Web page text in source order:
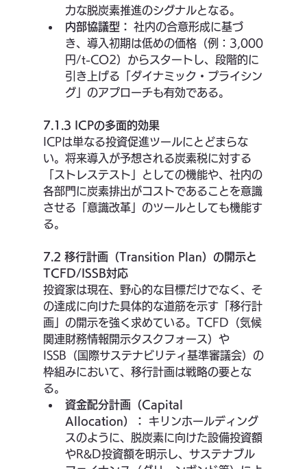
力な脱炭素推進のシグナルとなる。
内部協議型：
社内の合意形成に基づ
き、導入初期は低めの価格（例：3,000
円/t-CO2）からスタートし、段階的に
引き上げる「ダイナミック・プライシン
グ」のアプローチも有効である。
7.1.3 ICPの多面的効果
ICPは単なる投資促進ツールにとどまらな
い。将来導入が予想される炭素税に対する
「ストレステスト」としての機能や、社内の
各部門に炭素排出がコストであることを意識
させる「意識改革」のツールとしても機能す
る。
7.2 移行計画（Transition Plan）の開示と
TCFD/ISSB対応
投資家は現在、野心的な目標だけでなく、そ
の達成に向けた具体的な道筋を示す「移行計
画」の開示を強く求めている。TCFD（気候
関連財務情報開示タスクフォース）や
ISSB（国際サステナビリティ基準審議会）の
枠組みにおいて、移行計画は戦略の要とな
る。
資金配分計画（Capital
Allocation）：
キリンホールディング
スのように、脱炭素に向けた設備投資額
やR&D投資額を明示し、サステナブル